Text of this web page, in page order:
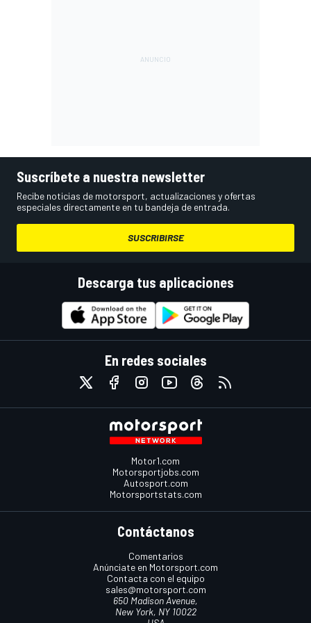
Suscríbete a nuestra newsletter
Recibe noticias de motorsport, actualizaciones y ofertas
especiales directamente en tu bandeja de entrada.
SUSCRIBIRSE
Descarga tus aplicaciones
En redes sociales
Motor1.com
Motorsportjobs.com
Autosport.com
Motorsportstats.com
Contáctanos
Comentarios
Anúnciate en Motorsport.com
Contacta con el equipo
sales@motorsport.com
650 Madison Avenue,
New York, NY 10022